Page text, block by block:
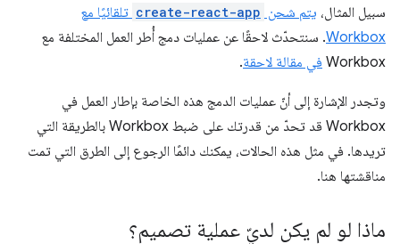
سبيل المثال، يتم شحن create-react-app تلقائيًا مع
Workbox. سنتحدّث لاحقًا عن عمليات دمج أُطر العمل المختلفة مع
Workbox في مقالة لاحقة.
وتجدر الإشارة إلى أنّ عمليات الدمج هذه الخاصة بإطار العمل في
Workbox قد تحدّ من قدرتك على ضبط Workbox بالطريقة التي
تريدها. في مثل هذه الحالات، يمكنك دائمًا الرجوع إلى الطرق التي تمت
مناقشتها هنا.
ماذا لو لم يكن لديّ عملية تصميم؟